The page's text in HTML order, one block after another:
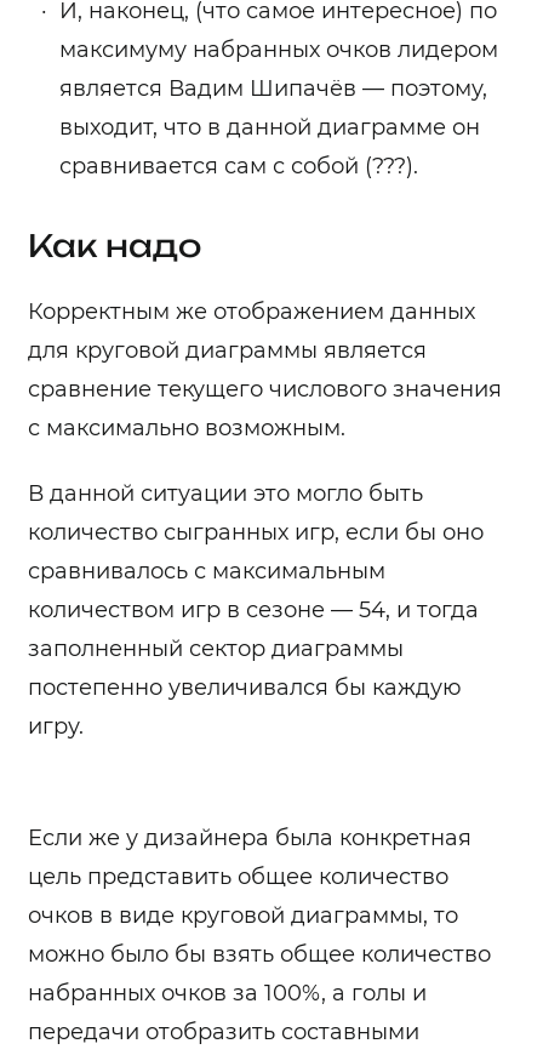
И, наконец, (что самое интересное) по
максимуму набранных очков лидером
является Вадим Шипачёв — поэтому,
выходит, что в данной диаграмме он
сравнивается сам с собой (???).
Как надо
Корректным же отображением данных
для круговой диаграммы является
сравнение текущего числового значения
с максимально возможным.
В данной ситуации это могло быть
количество сыгранных игр, если бы оно
сравнивалось с максимальным
количеством игр в сезоне — 54, и тогда
заполненный сектор диаграммы
постепенно увеличивался бы каждую
игру.
Если же у дизайнера была конкретная
цель представить общее количество
очков в виде круговой диаграммы, то
можно было бы взять общее количество
набранных очков за 100%, а голы и
передачи отобразить составными